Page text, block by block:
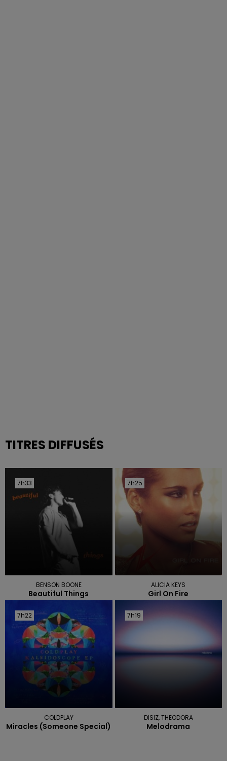
TITRES DIFFUSÉS
7h33
7h33
BENSON BOONE
Beautiful Things
7h25
7h25
ALICIA KEYS
Girl On Fire
7h22
7h22
COLDPLAY
Miracles (someone Special)
7h19
7h19
DISIZ, THEODORA
Melodrama